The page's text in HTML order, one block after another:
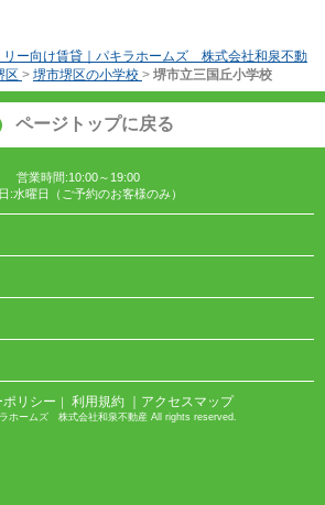
リー向け賃貸｜パキラホームズ 株式会社和泉不動
区 > 堺市堺区の小学校 > 堺市立三国丘小学校
ページトップに戻る
営業時間:10:00～19:00
:水曜日（ご予約のお客様のみ）
リシー ｜ 利用規約 ｜アクセスマップ
ホームズ 株式会社和泉不動産 All rights reserved.